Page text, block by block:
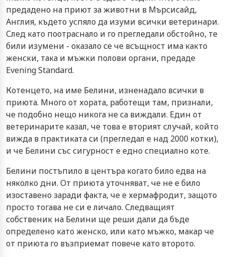
предадено на приют за животни в Мърсисайд,
Англия, където успяло да изуми всички ветеринари.
След като поотраснало и го прегледали обстойно, те
били изумени - оказало се че всъщност има както
женски, така и мъжки полови органи, предаде
Evening Standard.
Котенцето, на име Белини, изненадало всички в
приюта. Много от хората, работещи там, признали,
че подобно нещо никога не са виждали. Един от
ветеринарите казал, че това е вторият случай, който
вижда в практиката си (прегледал е над 2000 котки),
и че Белини със сигурност е едно специално коте.
Белини постъпило в центъра когато било едва на
няколко дни. От приюта уточняват, че не е било
изоставено заради факта, че е хермафродит, защото
просто тогава не си е личало. Следващият
собственик на Белини ще реши дали да бъде
определено като женско, или като мъжко, макар че
от приюта го възприемат повече като второто.